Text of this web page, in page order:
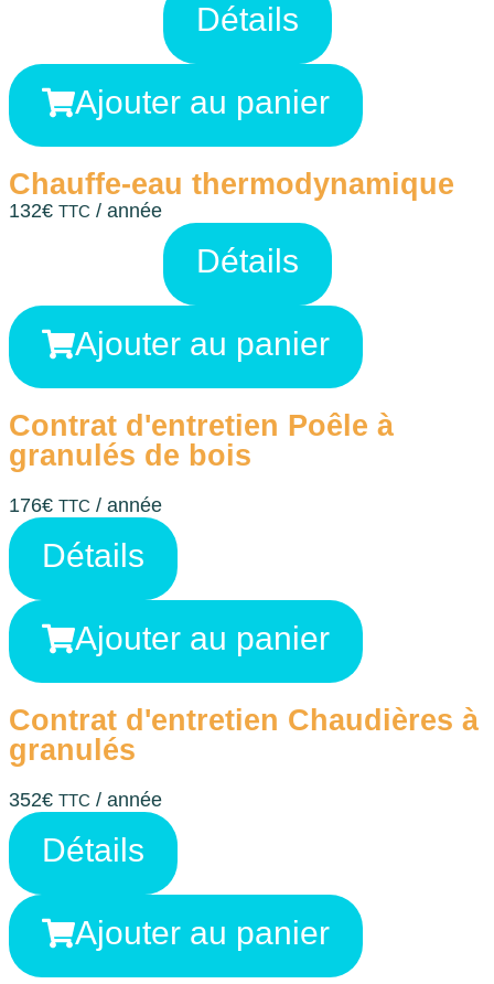
Détails
Ajouter au panier
Chauffe-eau thermodynamique
132€ TTC / année
Détails
Ajouter au panier
Contrat d'entretien Poêle à
granulés de bois
176€ TTC / année
Détails
Ajouter au panier
Contrat d'entretien Chaudières à
granulés
352€ TTC / année
Détails
Ajouter au panier